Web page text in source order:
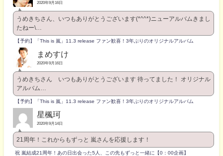
2020年9月16日
うめきちさん、いつもありがとうございます(*^^*)ニューアルバムきまし
たねー\…
【予約】「This is 嵐」11.3 release ファン歓喜！3年ぶりのオリジナルアルバム
まめすけ
2020年9月16日
うめきちさん いつもありがとうございます 待ってました！ オリジナル
アルバム…
【予約】「This is 嵐」11.3 release ファン歓喜！3年ぶりのオリジナルアルバム
星楓珂
2020年9月14日
21周年！これからもずっと 嵐さんを応援します！
祝 嵐結成21周年！あの日出会った5人、この先もずっと一緒に【0：00企画】